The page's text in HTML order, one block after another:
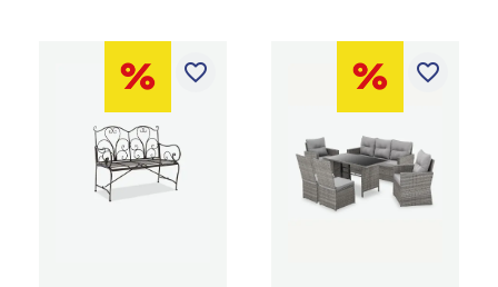
favorite_border favorite_border